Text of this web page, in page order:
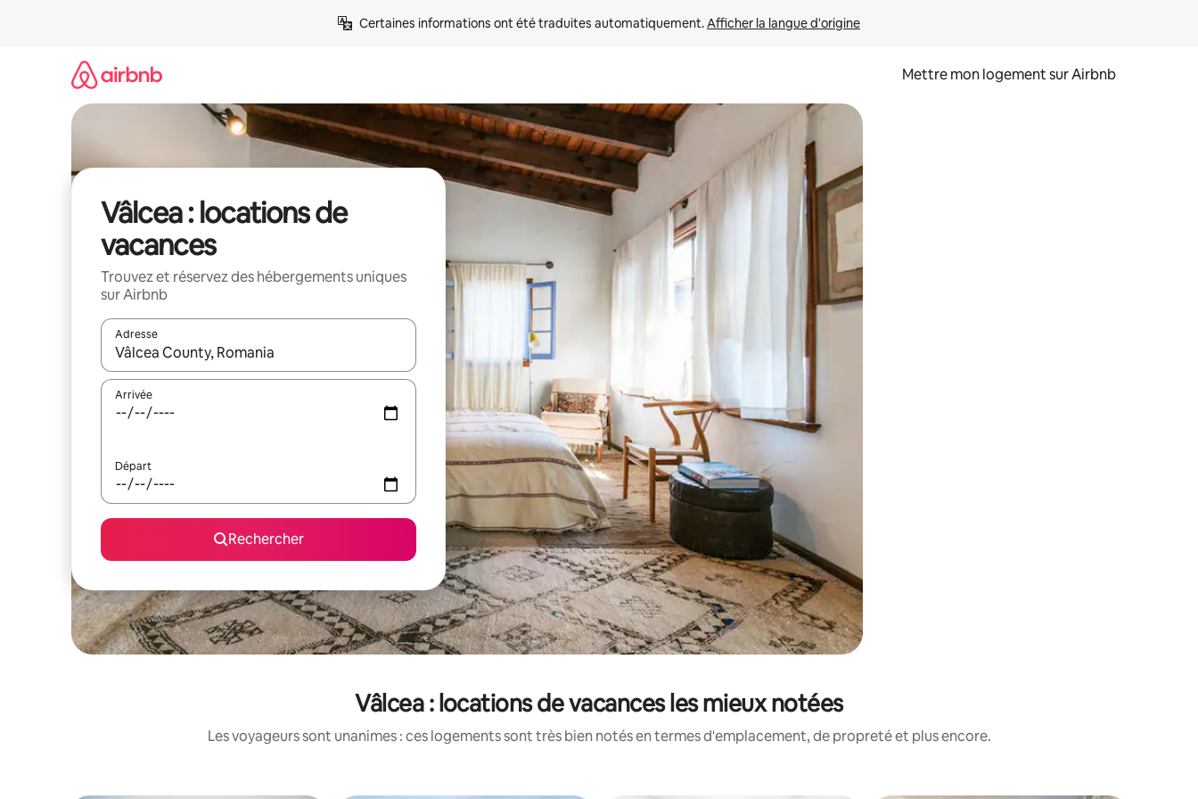
Certaines informations ont été traduites automatiquement. Afficher la langue d'origine
Mettre mon logement sur Airbnb
Vâlcea : locations de
vacances
Trouvez et réservez des hébergements uniques
sur Airbnb
Adresse
Lorsque les résultats s'affichent, utilisez les flèches vers le haut et vers le bas pour les parcourir ou en appuyant et en faisant glisser.
Arrivée
Départ
Rechercher
Vâlcea : locations de vacances les mieux notées
Les voyageurs sont unanimes : ces logements sont très bien notés en termes d'emplacement, de propreté et plus encore.